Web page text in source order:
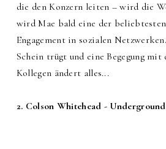
die den Konzern leiten – wird die
wird Mae bald eine der
Engagement in sozialen
Schein trügt und eine Begegung
Kollegen ändert alles...
2. Colson Whitehead -